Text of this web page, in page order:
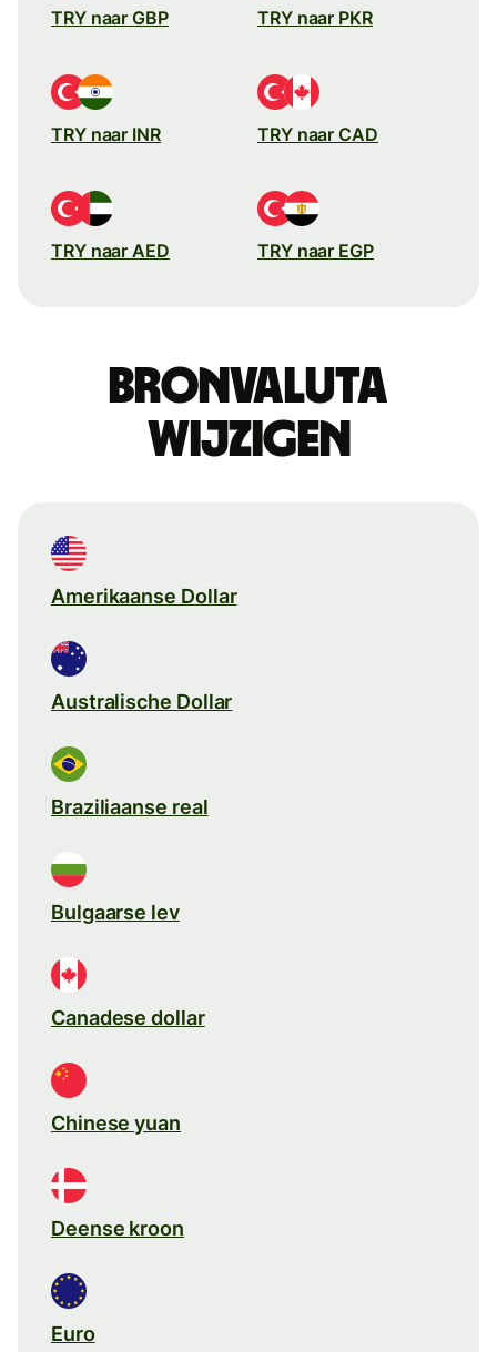
TRY naar GBP TRY naar PKR
TRY naar INR TRY naar CAD
TRY naar AED TRY naar EGP
Bronvaluta
wijzigen
Amerikaanse Dollar
Australische Dollar
Braziliaanse real
Bulgaarse lev
Canadese dollar
Chinese yuan
Deense kroon
Euro